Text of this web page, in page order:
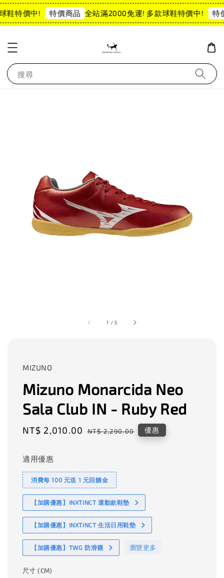
鞋特價中! 特價商品 全站滿2000免運! 多款球鞋特價中! 特
搜尋
1 /5
MIZUNO
Mizuno Monarcida Neo
Sala Club IN - Ruby Red
Sale
NT$ 2,010.00 Regular
NT$ 2,290.00 優惠
適用優惠
消費每 100 元送 1 元回饋金
【加購優惠】INXTINCT 運動款鞋墊
【加購優惠】INXTINCT 生活日用鞋墊
【加購優惠】TWG 防滑襪 瀏覽更多
尺寸 (CM)